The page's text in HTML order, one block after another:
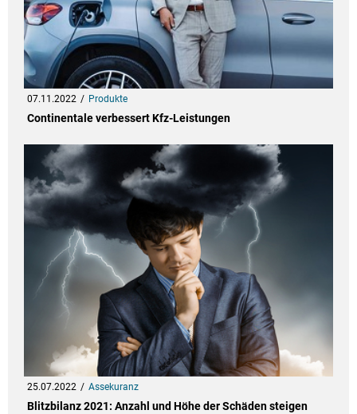
07.11.2022 Produkte
Continentale verbessert Kfz-Leistungen
25.07.2022 Assekuranz
Blitz­bi­lanz 2021: Anzahl und Höhe der Schä­den stei­gen